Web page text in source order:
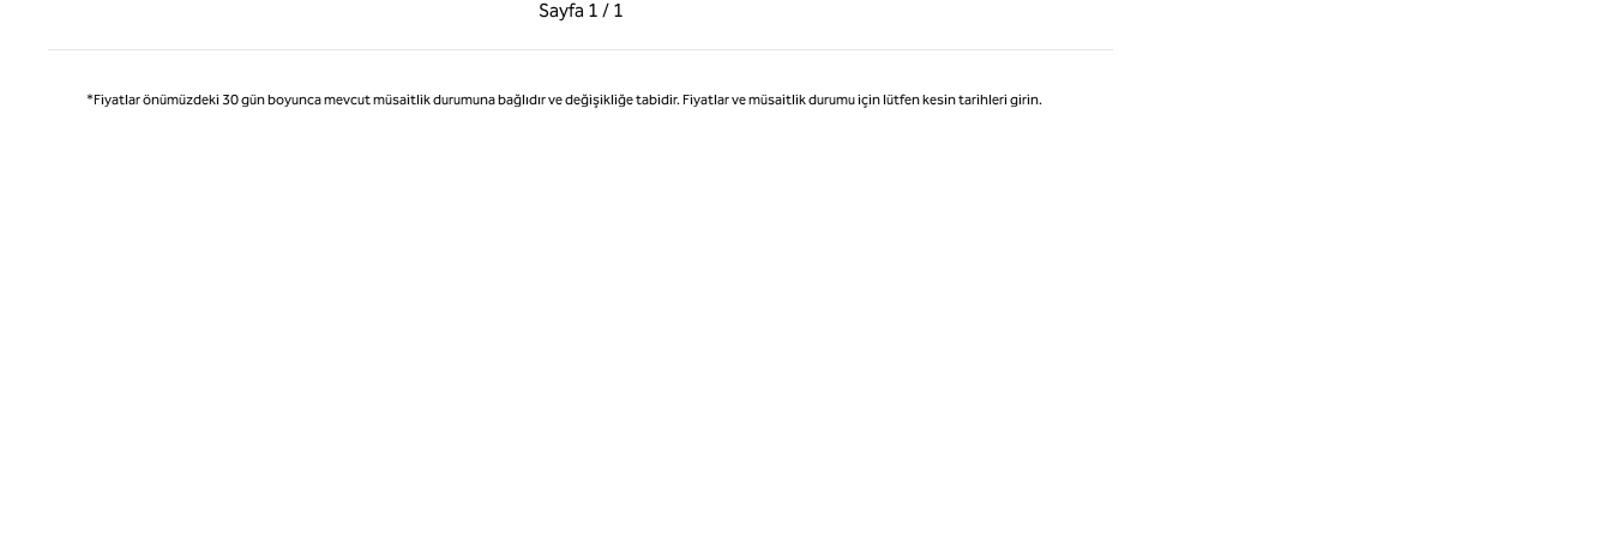
Sayfa 1 / 1
Sayfa 1 / 1
*Fiyatlar önümüzdeki 30 gün boyunca mevcut müsaitlik durumuna bağlıdır ve değişikliğe tabidir. Fiyatlar ve müsaitlik durumu için lütfen kesin tarihleri girin.